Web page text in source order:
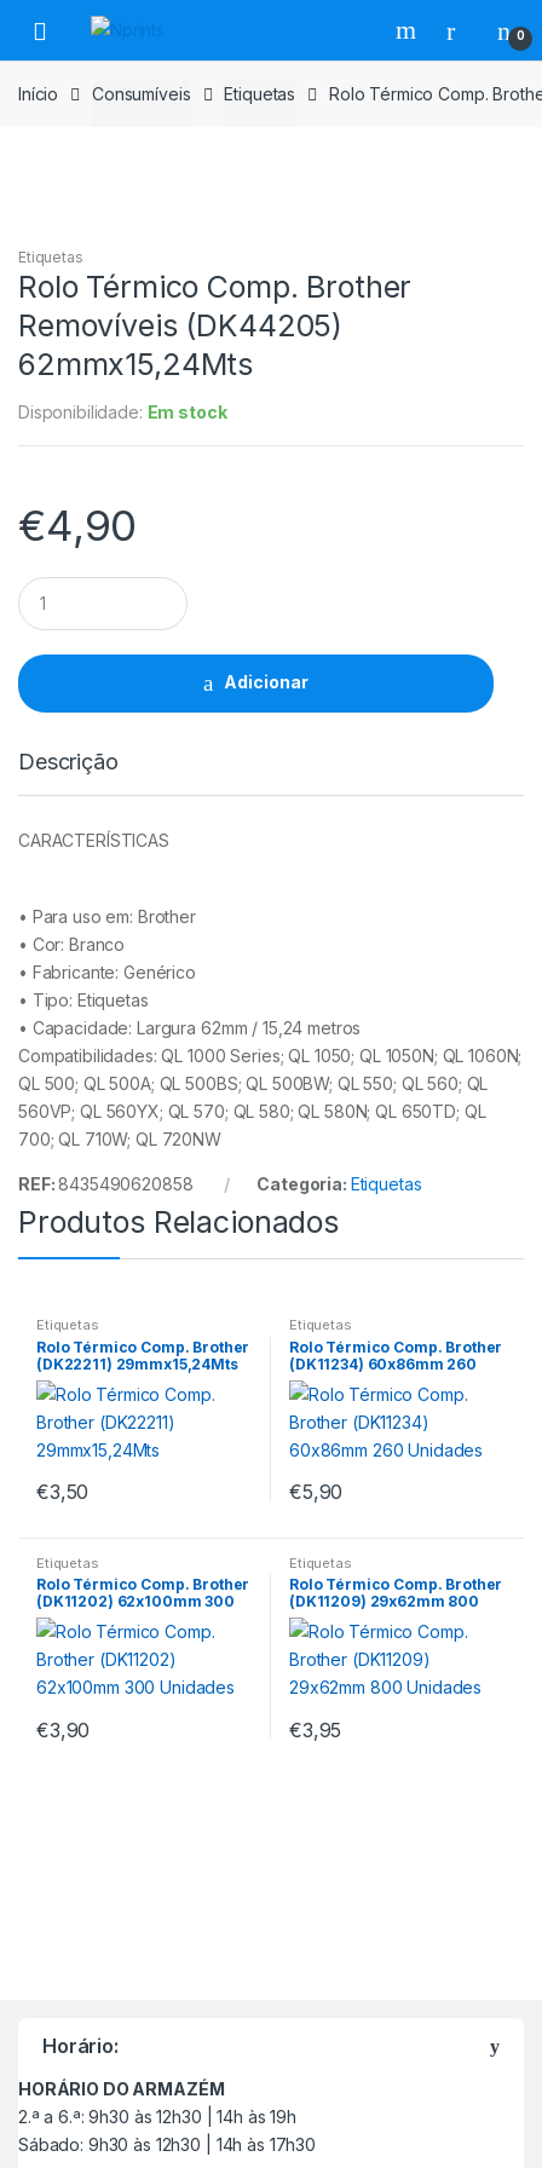
para
navegação
para
o
conteúdo
0
Início Consumíveis Etiquetas Rolo Térmico Comp.
Etiquetas
Rolo Térmico Comp. Brother
Removíveis (DK44205)
62mmx15,24Mts
Disponibilidade: Em stock
€4,90
Rolo
Térmico
Comp.
Brother
Removíveis
(DK44205)
62mmx15,24Mts
Adicionar
Descrição
CARACTERÍSTICAS
• Para uso em: Brother
• Cor:Branco
• Fabricante:Genérico
• Tipo: Etiquetas
• Capacidade: Largura 62mm / 15,24 metros
Compatibilidades: QL 1000 Series; QL 1050; QL 1050N; QL 1060N;
QL 500; QL 500A; QL 500BS; QL 500BW; QL 550; QL 560; QL
560VP; QL 560YX; QL 570; QL 580; QL 580N; QL 650TD; QL
700; QL 710W; QL 720NW
REF:8435490620858 Categoria: Etiquetas
Produtos Relacionados
Etiquetas
Rolo Térmico Comp. Brother
(DK22211) 29mmx15,24Mts
€3,50
Etiquetas
Rolo Térmico Comp. Brother
(DK11234) 60x86mm 260
Unidades
€5,90
Etiquetas
Rolo Térmico Comp. Brother
(DK11202) 62x100mm 300
Unidades
€3,90
Etiquetas
Rolo Térmico Comp. Brother
(DK11209) 29x62mm 800
Unidades
€3,95
Horário:
HORÁRIO DO ARMAZÉM
2.ª a 6.ª: 9h30 às 12h30 | 14h às 19h
Sábado: 9h30 às 12h30 | 14h às 17h30